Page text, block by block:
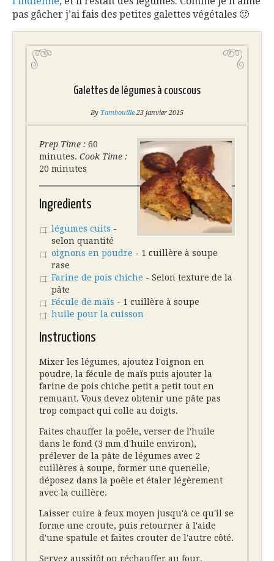
pas gâcher j’ai fais des petites galettes végétales 🙂
Galettes de légumes à couscous
By Tambouille 23 janvier 2015
Prep Time : 60
minutes. Cook Time :
20 minutes
Ingredients
légumes cuits -
selon quantité
oignons en poudre - 1 cuillère à soupe
rase
Farine de pois chiche - Selon texture de la
pâte
Fécule de maïs - 1 cuillère à soupe
huile pour la cuisson
Instructions
Mixer les légumes, ajoutez l'oignon en
poudre, la fécule de maïs puis ajouter la
farine de pois chiche petit a petit tout en
remuant. Vous devez obtenir une pâte pas
trop compact qui colle au doigts.
Faites chauffer la poêle, verser de l'huile
dans le fond (3 mm d'huile environ),
prélever de la pâte de légumes avec 2
cuillères à soupe, former une quenelle,
déposez dans la poêle et étaler légèrement
avec la cuillère.
Laisser cuire à feux moyen jusqu'à ce qu'il se
forme une croute, puis retourner à l'aide
d'une spatule et faites crouter de l'autre côté.
Servez aussitôt ou réchauffer au four.